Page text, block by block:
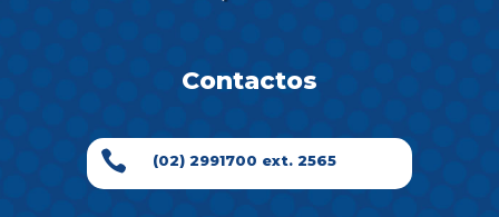
Contactos
 (02) 2991700 ext. 2565